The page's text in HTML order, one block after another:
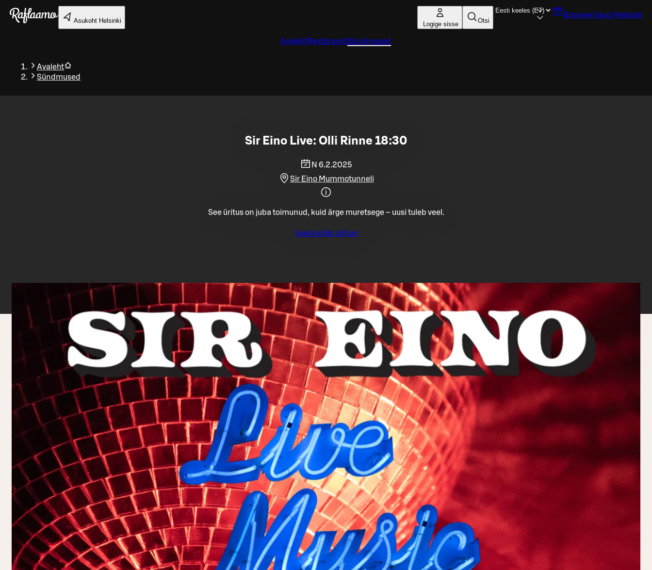
Liigu peamise sisu juurde
Asukoht Helsinki Logige sisse Otsi
Broneeri laud Helsinki
AvalehtRestoranidSündmused
Avaleht
Sündmused
Tagasi
Sir Eino Live: Olli Rinne 18:30
N 6.2.2025
Sir Eino Mummotunneli
See üritus on juba toimunud, kuid ärge muretsege – uusi tuleb veel.
Vaata kõiki üritusi